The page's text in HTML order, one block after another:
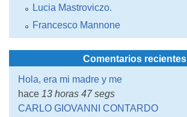
Lucia Mastroviczo.
Francesco Mannone
Comentarios recientes
Hola, era mi madre y me
hace 13 horas 47 segs
CARLO GIOVANNI CONTARDO